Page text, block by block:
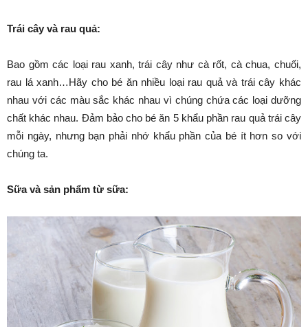
Trái cây và rau quả:
Bao gồm các loại rau xanh, trái cây như cà rốt, cà chua, chuối,
rau lá xanh…Hãy cho bé ăn nhiều loại rau quả và trái cây khác
nhau với các màu sắc khác nhau vì chúng chứa các loại dưỡng
chất khác nhau. Đảm bảo cho bé ăn 5 khẩu phần rau quả trái cây
mỗi ngày, nhưng bạn phải nhớ khẩu phần của bé ít hơn so với
chúng ta.
Sữa và sản phẩm từ sữa: